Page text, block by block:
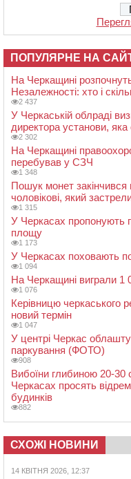
ПОПУЛЯРНЕ НА
На Черкащині
Незалежності: хто і
2 437
У Черкаській облраді
директора установи,
2 302
На Черкащині
перебував у СЗЧ
1 348
Пошук монет
чоловікові, який
1 315
У Черкасах пропонують
площу
1 173
У Черкасах поховають
1 094
На Черкащині виграли 1
1 076
Керівницю черкаського
новий термін
1 047
У центрі Черкас
паркування (ФОТО)
908
Вибоїни глибиною 20-
Черкасах просять
будинків
882
СХОЖІ НОВИНИ
14 КВІТНЯ 2026, 12:37